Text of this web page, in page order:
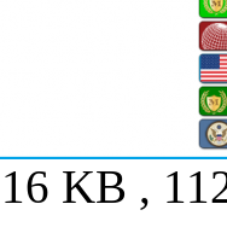
KB ,